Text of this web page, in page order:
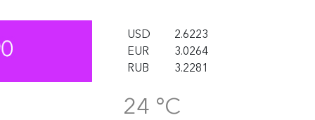
USD
2.6223
EUR
3.0264
RUB
3.2281
24 °C